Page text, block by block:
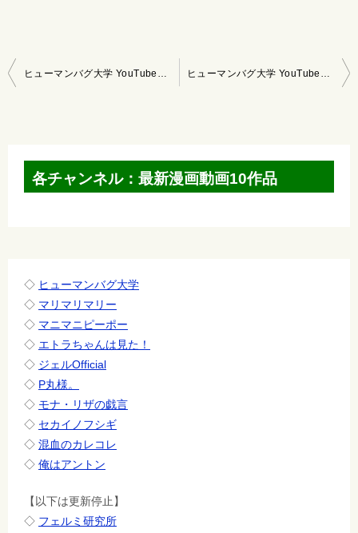
投
各チャンネル：最新漫画動画10作品
◇ ヒューマンバグ大学
◇ マリマリマリー
◇ マニマニピーポー
◇ エトラちゃんは見た！
◇ ジェルOfficial
◇ P丸様。
◇ モナ・リザの戯言
◇ セカイノフシギ
◇ 混血のカレコレ
◇ 俺はアントン
【以下は更新停止】
◇ フェルミ研究所